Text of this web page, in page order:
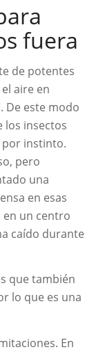
fuera
de potentes
aire en
De este modo
los insectos
por instinto.
pero
una
en esas
en un centro
caído durante
que también
lo que es una
En